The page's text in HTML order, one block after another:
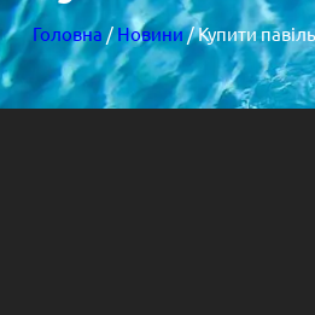
Головна / Новини/ Купити